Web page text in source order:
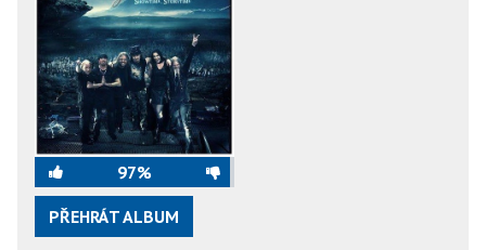
97%
PŘEHRÁT ALBUM